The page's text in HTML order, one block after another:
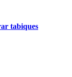
tabiques